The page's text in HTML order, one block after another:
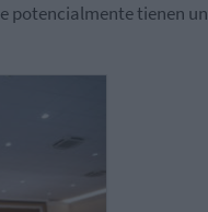
potencialmente tienen un